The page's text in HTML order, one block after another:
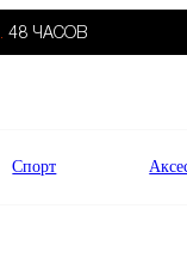
48 ЧАСОВ
Спорт